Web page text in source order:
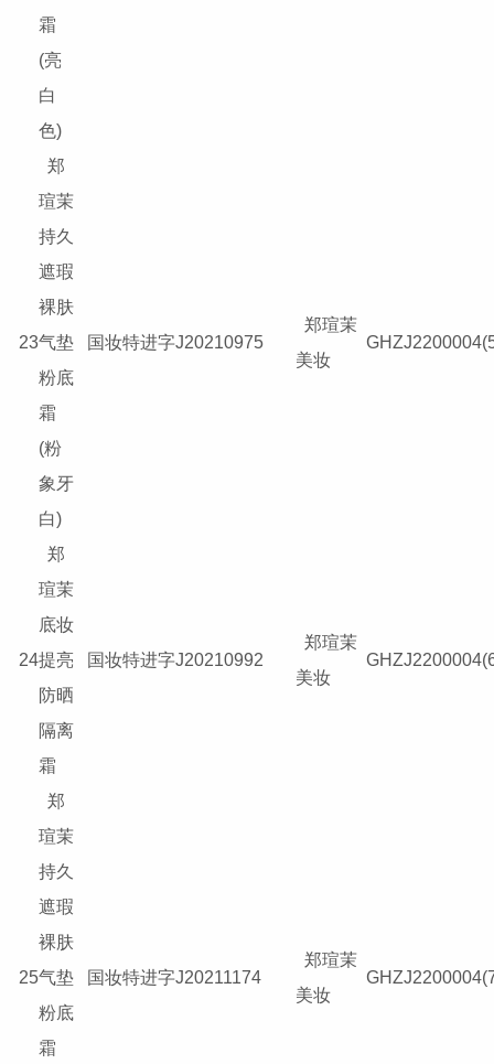
霜
(亮
白
色)
23
郑
瑄茉
持久
遮瑕
裸肤
气垫
粉底
霜
(粉
象牙
白)
国妆特进字J20210975
郑瑄茉
美妆
24
郑
瑄茉
底妆
提亮
防晒
隔离
霜
国妆特进字J20210992
郑瑄茉
美妆
25
郑
瑄茉
持久
遮瑕
裸肤
气垫
粉底
霜
国妆特进字J20211174
郑瑄茉
美妆